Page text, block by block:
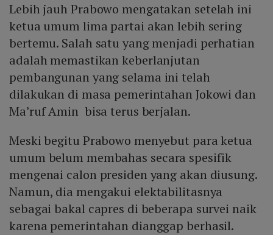
Lebih jauh Prabowo mengatakan setelah ini
ketua umum lima partai akan lebih sering
bertemu. Salah satu yang menjadi perhatian
adalah memastikan keberlanjutan
pembangunan yang selama ini telah
dilakukan di masa pemerintahan Jokowi dan
Ma’ruf Amin bisa terus berjalan.
Meski begitu Prabowo menyebut para ketua
umum belum membahas secara spesifik
mengenai calon presiden yang akan diusung.
Namun, dia mengakui elektabilitasnya
sebagai bakal capres di beberapa survei naik
karena pemerintahan dianggap berhasil.